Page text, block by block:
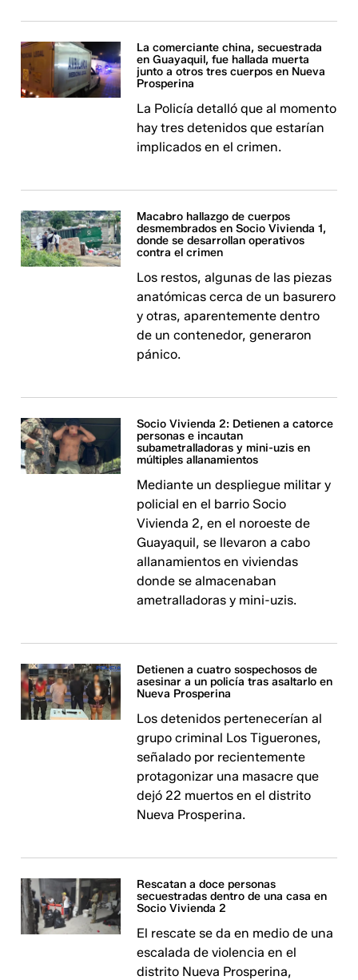
La comerciante china, secuestrada
en Guayaquil, fue hallada muerta
junto a otros tres cuerpos en Nueva
Prosperina
La Policía detalló que al momento
hay tres detenidos que estarían
implicados en el crimen.
Macabro hallazgo de cuerpos
desmembrados en Socio Vivienda 1,
donde se desarrollan operativos
contra el crimen
Los restos, algunas de las piezas
anatómicas cerca de un basurero
y otras, aparentemente dentro
de un contenedor, generaron
pánico.
Socio Vivienda 2: Detienen a catorce
personas e incautan
subametralladoras y mini-uzis en
múltiples allanamientos
Mediante un despliegue militar y
policial en el barrio Socio
Vivienda 2, en el noroeste de
Guayaquil, se llevaron a cabo
allanamientos en viviendas
donde se almacenaban
ametralladoras y mini-uzis.
Detienen a cuatro sospechosos de
asesinar a un policía tras asaltarlo en
Nueva Prosperina
Los detenidos pertenecerían al
grupo criminal Los Tiguerones,
señalado por recientemente
protagonizar una masacre que
dejó 22 muertos en el distrito
Nueva Prosperina.
Rescatan a doce personas
secuestradas dentro de una casa en
Socio Vivienda 2
El rescate se da en medio de una
escalada de violencia en el
distrito Nueva Prosperina,